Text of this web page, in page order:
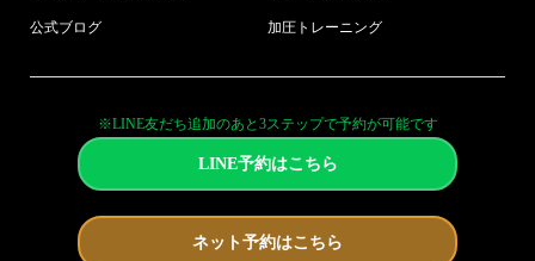
公式ブログ 加圧トレーニング
※LINE友だち追加のあと3ステップで予約が可能です
LINE予約はこちら
ネット予約はこちら